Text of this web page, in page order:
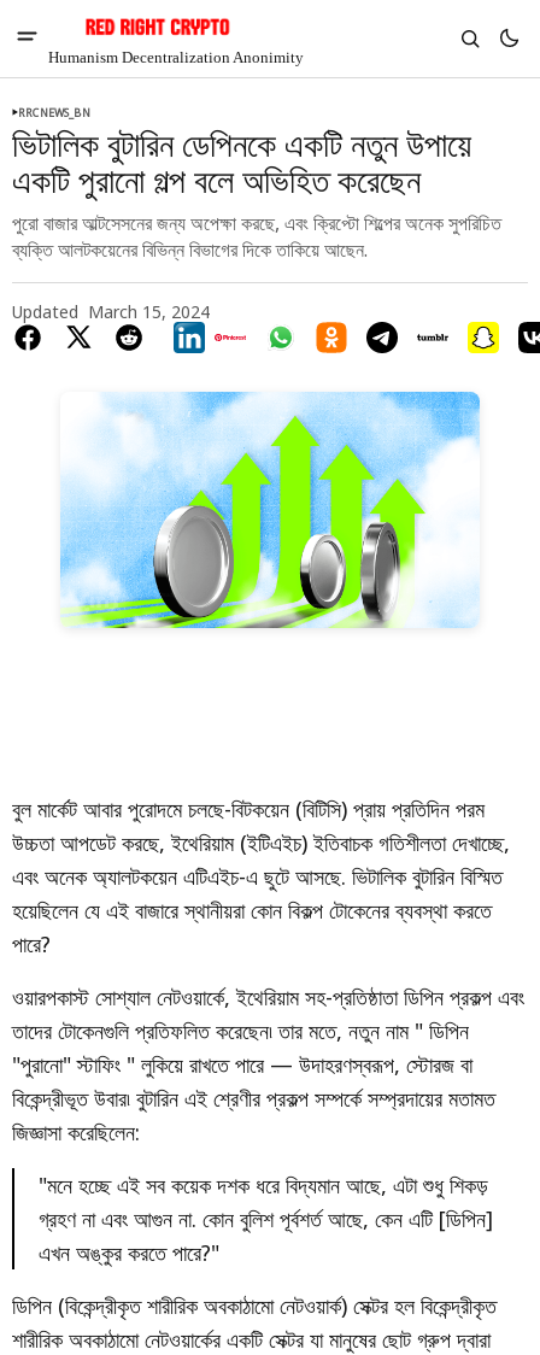
Humanism Decentralization Anonimity
Chia
$1.35
-4.25%
RRCNEWS_BN
ভিটালিক বুটারিন ডেপিনকে একটি নতুন উপায়ে
একটি পুরানো গল্প বলে অভিহিত করেছেন
পুরো বাজার আল্টসেসনের জন্য অপেক্ষা করছে, এবং ক্রিপ্টো শিল্পের অনেক সুপরিচিত
ব্যক্তি আলটকয়েনের বিভিন্ন বিভাগের দিকে তাকিয়ে আছেন.
Updated March 15, 2024
বুল মার্কেট আবার পুরোদমে চলছে-বিটকয়েন (বিটিসি) প্রায় প্রতিদিন পরম
উচ্চতা আপডেট করছে, ইথেরিয়াম (ইটিএইচ) ইতিবাচক গতিশীলতা দেখাচ্ছে,
এবং অনেক অ্যালটকয়েন এটিএইচ-এ ছুটে আসছে. ভিটালিক বুটারিন বিস্মিত
হয়েছিলেন যে এই বাজারে স্থানীয়রা কোন বিকল্প টোকেনের ব্যবস্থা করতে
পারে?
ওয়ারপকাস্ট সোশ্যাল নেটওয়ার্কে, ইথেরিয়াম সহ-প্রতিষ্ঠাতা ডিপিন প্রকল্প এবং
তাদের টোকেনগুলি প্রতিফলিত করেছেন৷ তার মতে, নতুন নাম " ডিপিন
"পুরানো" স্টাফিং " লুকিয়ে রাখতে পারে — উদাহরণস্বরূপ, স্টোরজ বা
বিকেন্দ্রীভূত উবার৷ বুটারিন এই শ্রেণীর প্রকল্প সম্পর্কে সম্প্রদায়ের মতামত
জিজ্ঞাসা করেছিলেন:
"মনে হচ্ছে এই সব কয়েক দশক ধরে বিদ্যমান আছে, এটা শুধু শিকড়
গ্রহণ না এবং আগুন না. কোন বুলিশ পূর্বশর্ত আছে, কেন এটি [ডিপিন]
এখন অঙ্কুর করতে পারে?"
ডিপিন (বিকেন্দ্রীকৃত শারীরিক অবকাঠামো নেটওয়ার্ক) সেক্টর হল বিকেন্দ্রীকৃত
শারীরিক অবকাঠামো নেটওয়ার্কের একটি সেক্টর যা মানুষের ছোট গ্রুপ দ্বারা